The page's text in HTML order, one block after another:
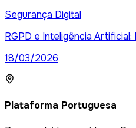
Segurança Digital
RGPD e Inteligência
18/03/2026
Plataforma Portuguesa